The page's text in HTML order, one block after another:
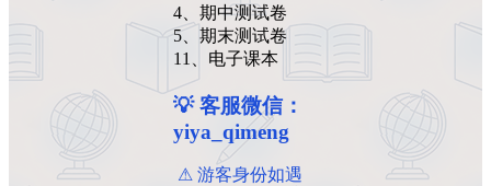
4、期中测试卷
5、期末测试卷
11、电子课本
💡 客服微信：
yiya_qimeng
️ ️⚠ 游客身份如遇